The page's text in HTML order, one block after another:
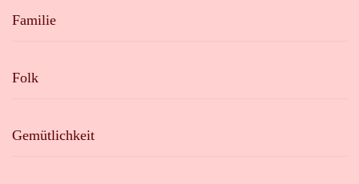
Familie
Folk
Gemütlichkeit